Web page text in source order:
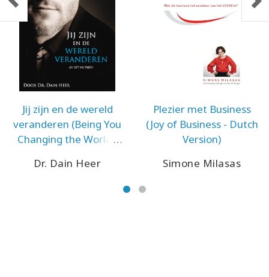
Jij zijn en de wereld
veranderen (Being You
Changing the World -
Dr. Dain Heer
Plezier met Business
(Joy of Business - Dutch
Version)
Simone Milasas